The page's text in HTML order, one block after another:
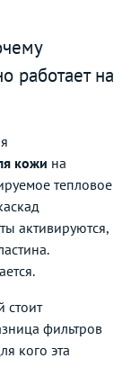
работает на
кожи на
тепловое
активируются,
стоит
фильтров
кого эта